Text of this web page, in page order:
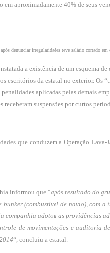
em aproximadamente 40% de seus
denunciar irregularidades teve salário cortado em
a existência de um esquema
escritórios da estatal no exterior. Os
aplicadas pelas demais
receberam suspensões por curtos
que conduzem a Operação Lava-
informou que “após resultado do
(combustível de navio), com a
a companhia adotou as providências
de movimentações e auditoria
“, concluiu a estatal.